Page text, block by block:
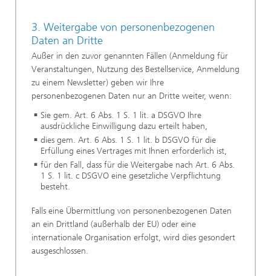
3. Weitergabe von personenbezogenen
Daten an Dritte
Außer in den zuvor genannten Fällen (Anmeldung für
Veranstaltungen, Nutzung des Bestellservice, Anmeldung
zu einem Newsletter) geben wir Ihre
personenbezogenen Daten nur an Dritte weiter, wenn:
Sie gem. Art. 6 Abs. 1 S. 1 lit. a DSGVO Ihre
ausdrückliche Einwilligung dazu erteilt haben,
dies gem. Art. 6 Abs. 1 S. 1 lit. b DSGVO für die
Erfüllung eines Vertrages mit Ihnen erforderlich ist,
für den Fall, dass für die Weitergabe nach Art. 6 Abs.
1 S. 1 lit. c DSGVO eine gesetzliche Verpflichtung
besteht.
Falls eine Übermittlung von personenbezogenen Daten
an ein Drittland (außerhalb der EU) oder eine
internationale Organisation erfolgt, wird dies gesondert
ausgeschlossen.